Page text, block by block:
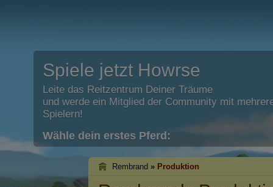
Spiele jetzt Howrse
Leite das Reitzentrum Deiner Träume
und werde ein Mitglied der Community mit
Spielern!
Wähle dein erstes Pferd:
Rembrand » Produktion